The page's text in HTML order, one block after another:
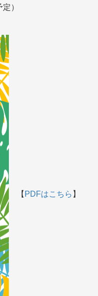
）
【 PDFはこちら 】